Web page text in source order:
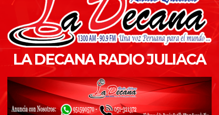
LA DECANA RADIO JULIACA